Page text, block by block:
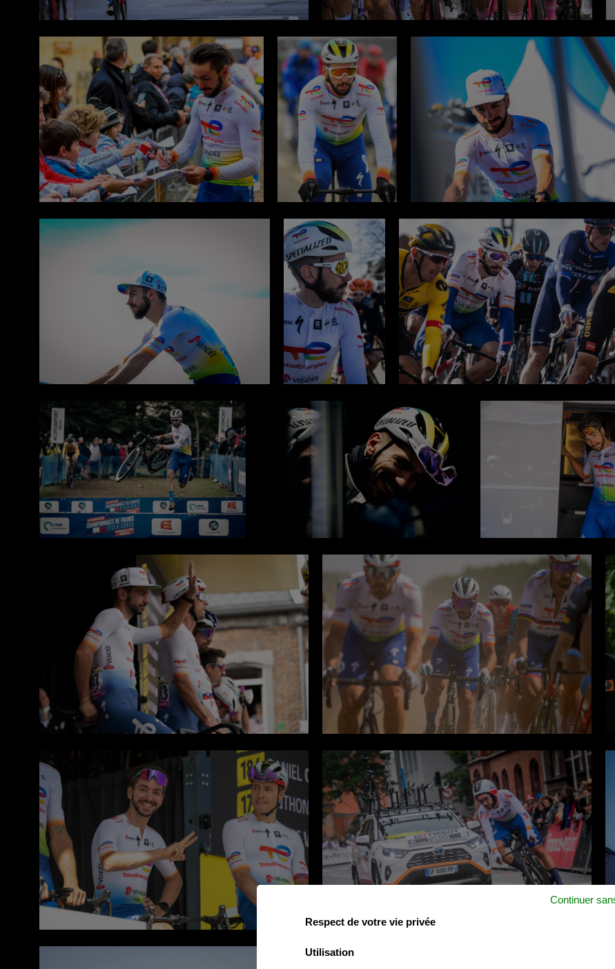
Respect de votre vie privée
Utilisation
Continuer